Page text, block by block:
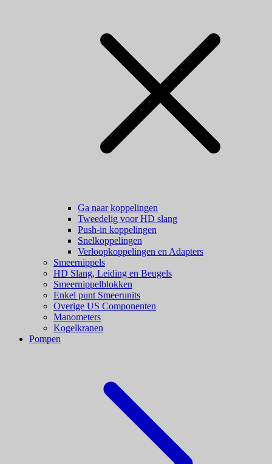
Ga naar koppelingen
Tweedelig voor HD slang
Push-in koppelingen
Snelkoppelingen
Verloopkoppelingen en Adapters
Smeernippels
HD Slang, Leiding en Beugels
Smeernippelblokken
Enkel punt Smeerunits
Overige US Componenten
Manometers
Kogelkranen
Pompen